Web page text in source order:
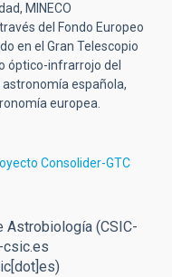
MINECO
del Fondo Europeo
en el Gran Telescopio
óptico-infrarrojo del
española,
europea.
Consolider-GTC
Astrobiología (CSIC-
csic.es